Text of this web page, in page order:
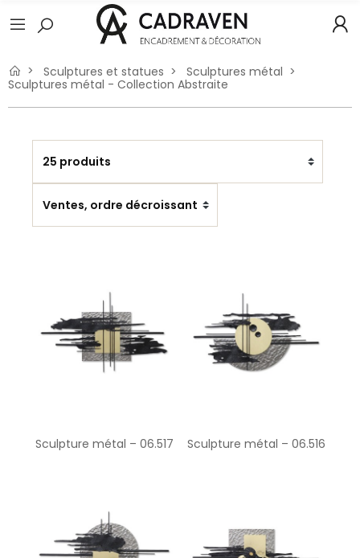
Sculptures et statues
Sculptures métal
Sculptures métal - Collection Abstraite
Sculpture métal – 06.517 Sculpture métal – 06.516